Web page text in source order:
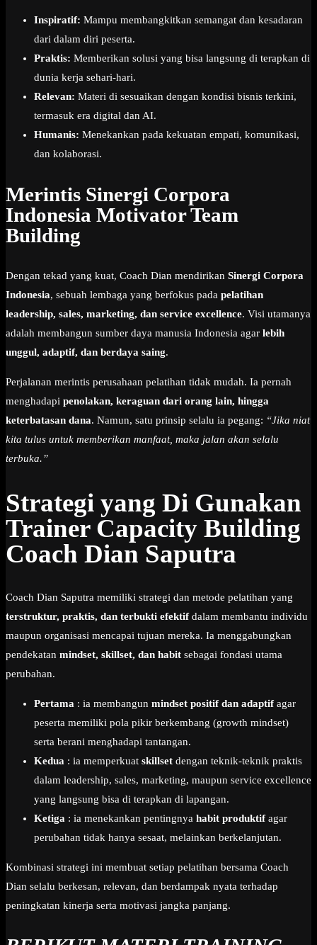
Inspiratif: Mampu membangkitkan semangat dan kesadaran
dari dalam diri peserta.
Praktis: Memberikan solusi yang bisa langsung di terapkan di
dunia kerja sehari-hari.
Relevan: Materi di sesuaikan dengan kondisi bisnis terkini,
termasuk era digital dan AI.
Humanis: Menekankan pada kekuatan empati, komunikasi,
dan kolaborasi.
Merintis Sinergi Corpora
Indonesia Motivator Team
Building
Dengan tekad yang kuat, Coach Dian mendirikan Sinergi Corpora
Indonesia, sebuah lembaga yang berfokus pada pelatihan
leadership, sales, marketing, dan service excellence. Visi utamanya
adalah membangun sumber daya manusia Indonesia agar lebih
unggul, adaptif, dan berdaya saing.
Perjalanan merintis perusahaan pelatihan tidak mudah. Ia pernah
menghadapi penolakan, keraguan dari orang lain, hingga
keterbatasan dana. Namun, satu prinsip selalu ia pegang: “Jika niat
kita tulus untuk memberikan manfaat, maka jalan akan selalu
terbuka.”
Strategi yang Di Gunakan
Trainer Capacity Building
Coach Dian Saputra
Coach Dian Saputra memiliki strategi dan metode pelatihan yang
terstruktur, praktis, dan terbukti efektifdalam membantu individu
maupun organisasi mencapai tujuan mereka. Ia menggabungkan
pendekatan mindset, skillset, dan habit sebagai fondasi utama
perubahan.
Pertama : ia membangun mindset positif dan adaptifagar
peserta memiliki pola pikir berkembang (growth mindset)
serta berani menghadapi tantangan.
Kedua : ia memperkuat skillset dengan teknik-teknik praktis
dalam leadership, sales, marketing, maupun service excellence
yang langsung bisa di terapkan di lapangan.
Ketiga : ia menekankan pentingnya habit produktifagar
perubahan tidak hanya sesaat, melainkan berkelanjutan.
Kombinasi strategi ini membuat setiap pelatihan bersama Coach
Dian selalu berkesan, relevan, dan berdampak nyata terhadap
peningkatan kinerja serta motivasi jangka panjang.